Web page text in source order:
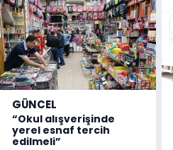
GÜNCEL
“Okul alışverişinde
yerel esnaf tercih
edilmeli”